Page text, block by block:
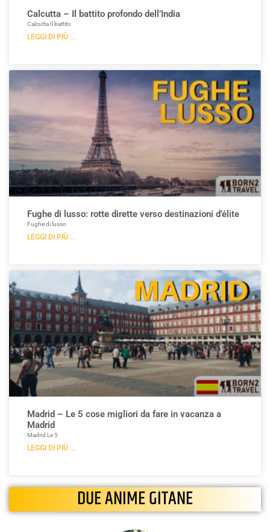
Calcutta – Il battito profondo dell’India
Calcutta Il battito
LEGGI DI PIÙ ...
Fughe di lusso: rotte dirette verso destinazioni d’élite
Fughe di lusso
LEGGI DI PIÙ ...
Madrid – Le 5 cose migliori da fare in vacanza a
Madrid
Madrid Le 5
LEGGI DI PIÙ ...
DUE ANIME GITANE